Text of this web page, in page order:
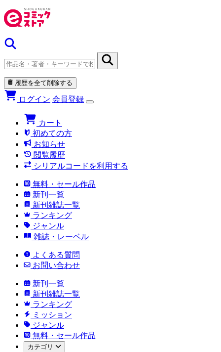
履歴を全て削除する
ログイン 会員登録
カート
初めての方
お知らせ
閲覧履歴
シリアルコードを利用する
無料・セール作品
新刊一覧
新刊雑誌一覧
ランキング
ジャンル
雑誌・レーベル
よくある質問
お問い合わせ
新刊一覧
新刊雑誌一覧
ランキング
ミッション
ジャンル
無料・セール作品
カテゴリ